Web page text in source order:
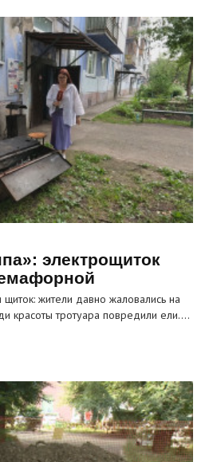
электрощиток
жители давно жаловались на
красоты тротуара повредили ели.…